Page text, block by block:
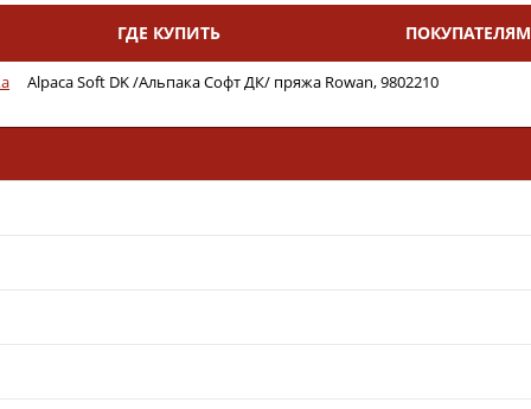
ГДЕ КУПИТЬ ПОКУПАТЕЛЯМ
Alpaca Soft DK /Альпака Софт ДК/ пряжа Rowan, 9802210